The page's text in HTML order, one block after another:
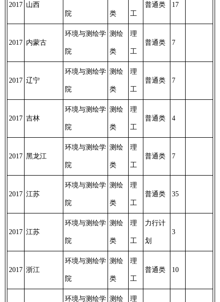
2017 山西
院 类 工
普通类 17
2017 内蒙古
环境与测绘学
院
测绘
类
理
工
普通类 7
2017 辽宁
环境与测绘学
院
测绘
类
理
工
普通类 7
2017 吉林
环境与测绘学
院
测绘
类
理
工
普通类 4
2017 黑龙江
环境与测绘学
院
测绘
类
理
工
普通类 7
2017 江苏
环境与测绘学
院
测绘
类
理
工
普通类 35
2017 江苏
环境与测绘学
院
测绘
类
理
工
力行计
划
3
2017 浙江
环境与测绘学
院
测绘
类
理
工
普通类 10
环境与测绘学 测绘 理